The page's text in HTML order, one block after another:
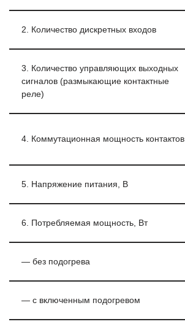
2. Количество дискретных входов
3. Количество управляющих выходных
сигналов (размыкающие контактные
реле)
4. Коммутационная мощность контактов
5. Напряжение питания, В
6. Потребляемая мощность, Вт
— без подогрева
— с включенным подогревом